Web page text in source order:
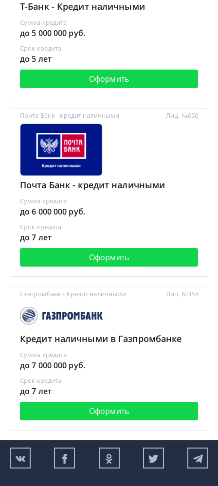
Т-Банк - Кредит наличными
Сумма кредита
до 5 000 000 руб.
Срок кредита
до 5 лет
Оформить
Почта Банк - кредит наличными
Почта Банк - кредит наличными
Сумма кредита
до 6 000 000 руб.
Срок кредита
до 7 лет
Оформить
Лиц. №650
Газпромбанк - Кредит наличными
Кредит наличными в Газпромбанке
Сумма кредита
до 7 000 000 руб.
Срок кредита
до 7 лет
Оформить
Лиц. №354